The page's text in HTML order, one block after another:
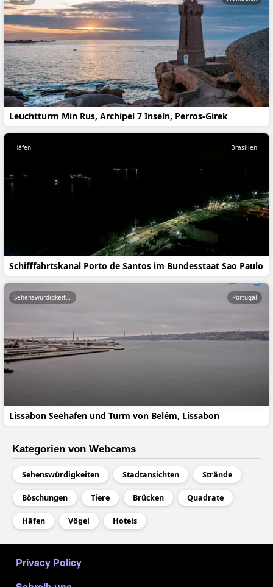
Leuchtturm Min Rus, Archipel 7 Inseln, Perros-Girek
Schifffahrtskanal Porto de Santos im Bundesstaat Sao Paulo
Häfen Brasilien
Lissabon Seehafen und Turm von Belém, Lissabon
Sehenswürdigkeiten Portugal
Kategorien von Webcams
Sehenswürdigkeiten Stadtansichten Strände
Böschungen Tiere Brücken Quadrate
Häfen Vögel Hotels
Privacy Policy